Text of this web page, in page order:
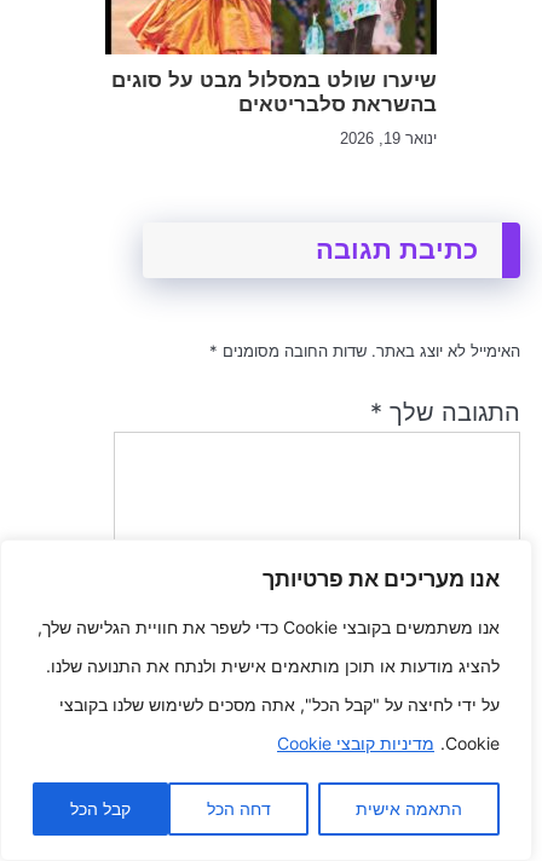
אנו מעריכים את פרטיותך
אנו משתמשים בקובצי Cookie כדי לשפר את חוויית הגלישה שלך,
להציג מודעות או תוכן מותאמים אישית ולנתח את התנועה שלנו.
על ידי לחיצה על "קבל הכל", אתה מסכים לשימוש שלנו בקובצי
Cookie. מדיניות קובצי Cookie
התאמה אישית דחה הכל קבל הכל
שיערו שולט במסלול מבט על סוגים
בהשראת סלבריטאים
ינואר 19, 2026
כתיבת תגובה
האימייל לא יוצג באתר. שדות החובה מסומנים *
התגובה שלך *
שם *
אימייל*
שמור בדפדפן זה את השם, האימייל והאתר שלי לפעם הבאה שאגיב.